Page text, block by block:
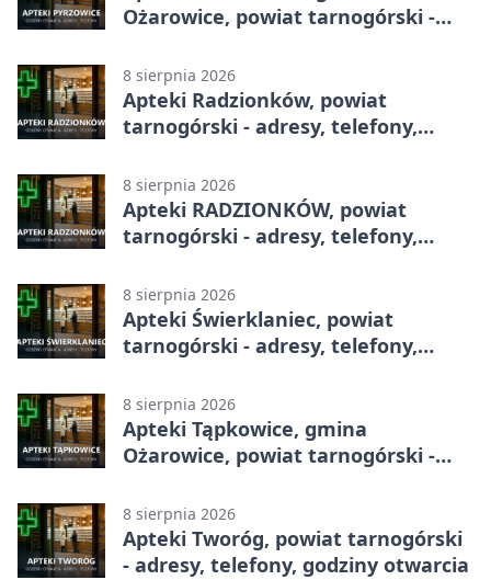
Ożarowice, powiat tarnogórski -
8 sierpnia 2026
Apteki Radzionków, powiat
tarnogórski - adresy, telefony,
8 sierpnia 2026
Apteki RADZIONKÓW, powiat
tarnogórski - adresy, telefony,
8 sierpnia 2026
Apteki Świerklaniec, powiat
tarnogórski - adresy, telefony,
8 sierpnia 2026
Apteki Tąpkowice, gmina
Ożarowice, powiat tarnogórski -
8 sierpnia 2026
Apteki Tworóg, powiat tarnogórski
- adresy, telefony, godziny otwarcia